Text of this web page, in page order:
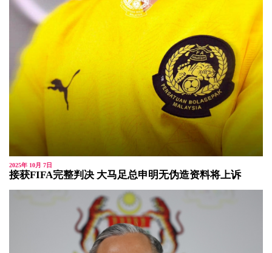
2025年 10月 7日
接获FIFA完整判决 大马足总申明无伪造资料将上诉